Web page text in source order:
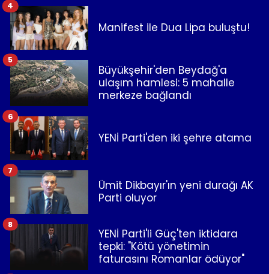
Manifest ile Dua Lipa buluştu!
4
Büyükşehir'den Beydağ'a
ulaşım hamlesi: 5 mahalle
merkeze bağlandı
5
YENİ Parti'den iki şehre atama
6
Ümit Dikbayır'ın yeni durağı AK
Parti oluyor
7
YENİ Parti'li Güç'ten iktidara
tepki: "Kötü yönetimin
faturasını Romanlar ödüyor"
8